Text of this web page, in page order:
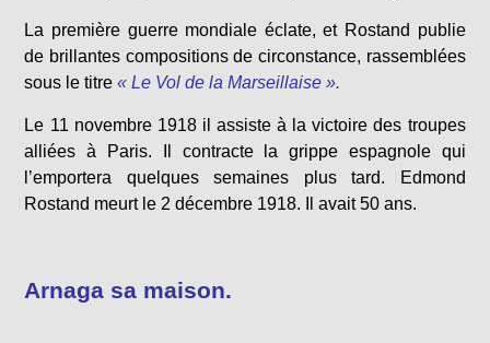
La première guerre mondiale éclate, et Rostand publie
de brillantes compositions de circonstance, rassemblées
sous le titre « Le Vol de la Marseillaise ».
Le 11 novembre 1918 il assiste à la victoire des troupes
alliées à Paris. Il contracte la grippe espagnole qui
l’emportera quelques semaines plus tard. Edmond
Rostand meurt le 2 décembre 1918. Il avait 50 ans.
Arnaga sa maison.